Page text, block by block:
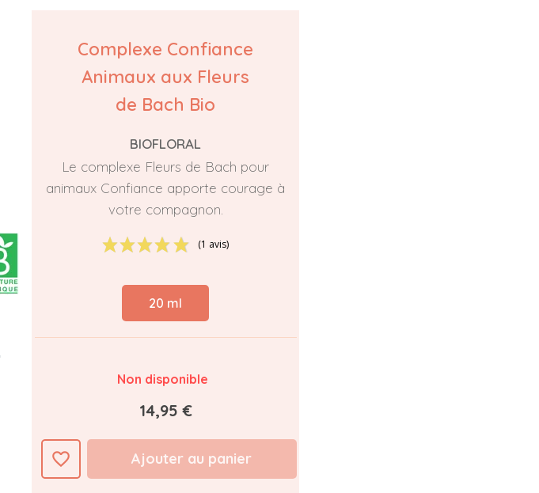
Complexe Confiance
Animaux aux Fleurs
de Bach Bio
BIOFLORAL
Le complexe Fleurs de Bach pour
animaux Confiance apporte courage à
votre compagnon.
(1 avis)
20 ml
Non disponible
14,95 €
favorite_border Ajouter au panier